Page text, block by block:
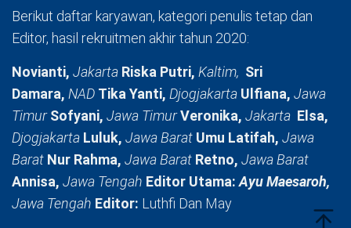
Berikut daftar karyawan, kategori penulis tetap dan
Editor, hasil rekruitmen akhir tahun 2020:
Novianti, Jakarta Riska Putri, Kaltim, Sri
Damara, NAD Tika Yanti, Djogjakarta Ulfiana, Jawa
TimurSofyani, Jawa TimurVeronika, Jakarta Elsa,
Djogjakarta Luluk, Jawa Barat Umu Latifah, Jawa
Barat Nur Rahma, Jawa Barat Retno, Jawa Barat
Annisa, Jawa Tengah Editor Utama:Ayu Maesaroh,
Jawa Tengah Editor: Luthfi Dan May